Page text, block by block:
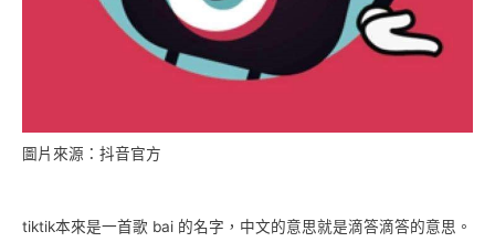
圖片來源：抖音官方
tiktik本來是一首歌 bai 的名字，中文的意思就是滴答滴答的意思。